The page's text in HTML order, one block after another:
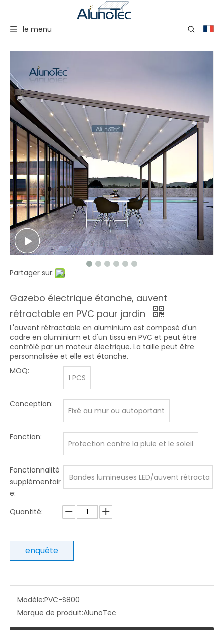
le menu
Partager sur:
Gazebo électrique étanche, auvent
rétractable en PVC pour jardin
L'auvent rétractable en aluminium est composé d'un
cadre en aluminium et d'un tissu en PVC et peut être
contrôlé par un moteur électrique. La taille peut être
personnalisée et elle est étanche.
MOQ:
1 PCS
Conception:
Fixé au mur ou autoportant
Fonction:
Protection contre la pluie et le soleil
Fonctionnalité
supplémentair
e:
Bandes lumineuses LED/auvent rétracta
Quantité:
enquête
Modèle:PVC-S800
Marque de produit:AlunoTec